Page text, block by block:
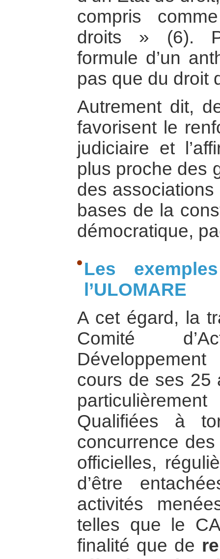
compris
droits » (6).
formule d’un
pas que du droit
Autrement dit,
favorisent le
judiciaire et
plus proche des
des
bases de la
démocratique,
Les
l’ULOMARE
A cet égard, la
Comité
cours de ses 25
Qualifiées à
concurrence
officielles,
d’être
activités
telles que le
finalité que de